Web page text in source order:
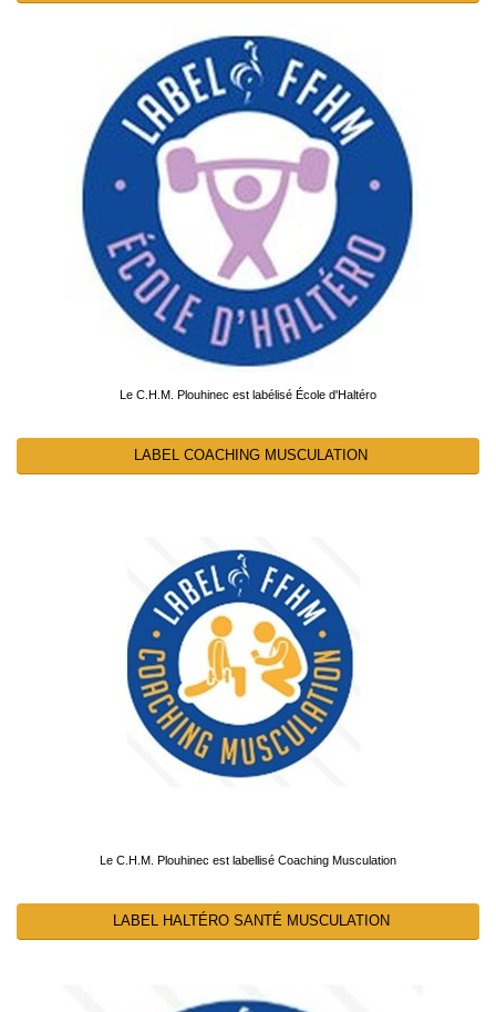
Le C.H.M. Plouhinec est labélisé École d'Haltéro
LABEL COACHING MUSCULATION
Le C.H.M. Plouhinec est labellisé Coaching Musculation
LABEL HALTÉRO SANTÉ MUSCULATION